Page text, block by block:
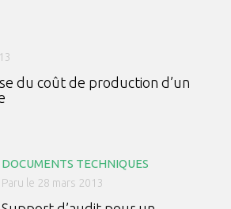
du coût de production d’un
DOCUMENTS TECHNIQUES
Paru le 28 mars 2013